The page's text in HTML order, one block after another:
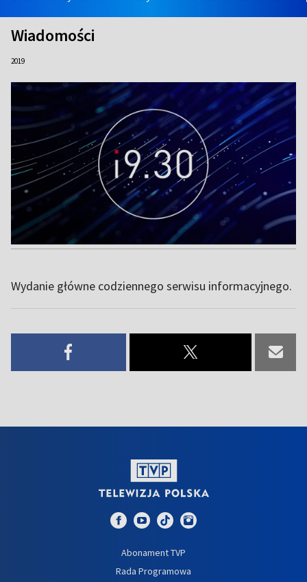
Wiadomości
2019
Wydanie główne codziennego serwisu informacyjnego.
Abonament TVP
Rada Programowa